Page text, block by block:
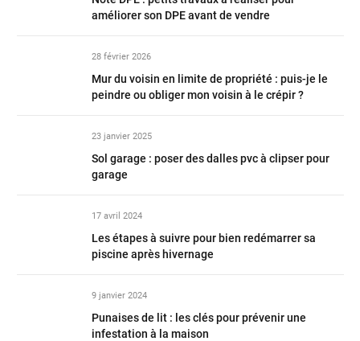
améliorer son DPE avant de vendre
28 février 2026
Mur du voisin en limite de propriété : puis-je le
peindre ou obliger mon voisin à le crépir ?
23 janvier 2025
Sol garage : poser des dalles pvc à clipser pour
garage
17 avril 2024
Les étapes à suivre pour bien redémarrer sa
piscine après hivernage
9 janvier 2024
Punaises de lit : les clés pour prévenir une
infestation à la maison